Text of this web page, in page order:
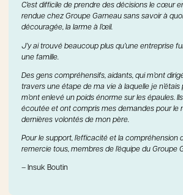
C’est difficile de prendre des décisions le cœur
rendue chez Groupe Garneau sans savoir à
découragée, la larme à l’œil.
J’y ai trouvé beaucoup plus qu’une entreprise
une famille.
Des gens compréhensifs, aidants, qui m’ont
travers une étape de ma vie à laquelle je n’étais
m’ont enlevé un poids énorme sur les épaules.
écoutée et ont compris mes demandes pour le
dernières volontés de mon père.
Pour le support, l’efficacité et la compréhension
remercie tous, membres de l’équipe du Groupe
– Insuk Boutin